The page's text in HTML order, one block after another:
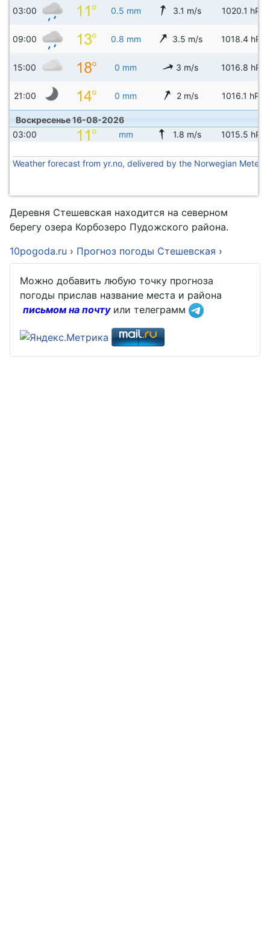
03:00 0.5 mm 3.1 m/s 1020.1 hPa
09:00 0.8 mm 3.5 m/s 1018.4 hPa
15:00 0 mm 3 m/s 1016.8 hPa
21:00 0 mm 2 m/s 1016.1 hPa
Воскресенье 16-08-2026
03:00
mm 1.8 m/s 1015.5 hPa
Weather forecast from yr.no, delivered by the Norwegian
Деревня Стешевская находится на северном
берегу озера Корбозеро Пудожского района.
10pogoda.ru › Прогноз погоды Стешевская ›
Можно добавить любую точку прогноза
погоды прислав название места и района
письмом на почтуили телеграмм